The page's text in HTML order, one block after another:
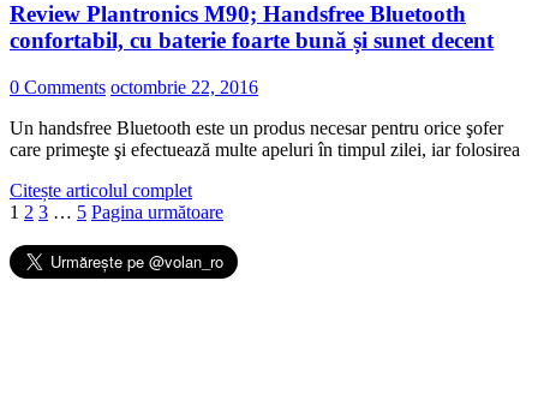
Review Plantronics M90; Handsfree Bluetooth
confortabil, cu baterie foarte bună și sunet decent
0 Comments octombrie 22, 2016
Un handsfree Bluetooth este un produs necesar pentru orice şofer
care primeşte şi efectuează multe apeluri în timpul zilei, iar folosirea
Citește articolul complet
1 2 3 … 5 Pagina următoare